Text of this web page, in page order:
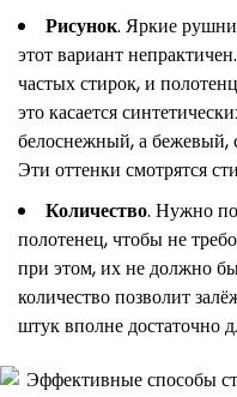
Рисунок. Яркие
этот вариант
частых стирок, и
это касается
белоснежный, а бежевый,
Эти оттенки смотрятся
Количество. Нужно
полотенец, чтобы не
при этом, их не должно
количество позволит
штук вполне достаточно